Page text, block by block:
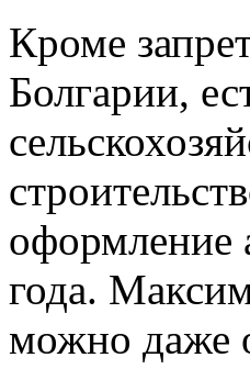
Кроме
Болгарии,
оформление
года.
можно даже